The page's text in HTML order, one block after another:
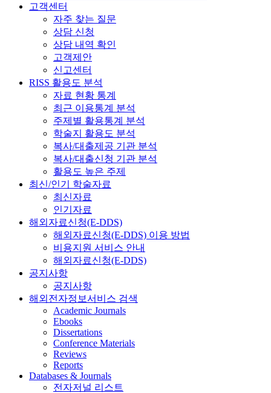
고객센터
자주 찾는 질문
상담 신청
상담 내역 확인
고객제안
신고센터
RISS 활용도 분석
자료 현황 통계
최근 이용통계 분석
주제별 활용통계 분석
학술지 활용도 분석
복사/대출제공 기관 분석
복사/대출신청 기관 분석
활용도 높은 주제
최신/인기 학술자료
최신자료
인기자료
해외자료신청(E-DDS)
해외자료신청(E-DDS) 이용 방법
비용지원 서비스 안내
해외자료신청(E-DDS)
공지사항
공지사항
해외전자정보서비스 검색
Academic Journals
Ebooks
Dissertations
Conference Materials
Reviews
Reports
Databases & Journals
전자저널 리스트